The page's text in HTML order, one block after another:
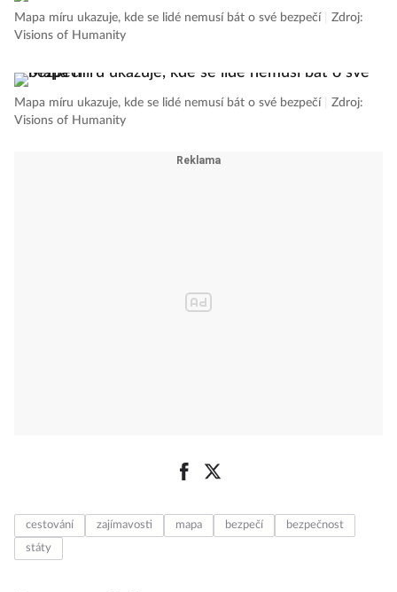
Mapa míru ukazuje, kde se lidé nemusí bát o své bezpečí
Zdroj:
Visions of Humanity
Mapa míru ukazuje, kde se lidé nemusí bát o své bezpečí
Zdroj:
Visions of Humanity
cestování zajímavosti mapa bezpečí
bezpečnost
státy